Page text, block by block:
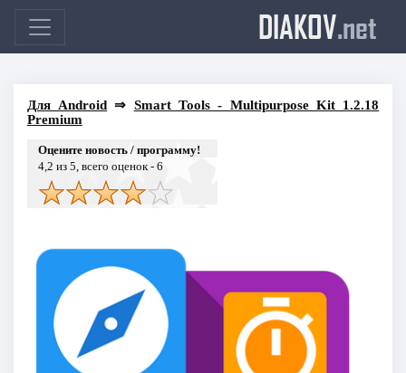
DIAKOV.net
Для Android ⇒ Smart Tools - Multipurpose Kit 1.2.18
Premium
Оцените новость / программу!
4,2 из 5, всего оценок - 6